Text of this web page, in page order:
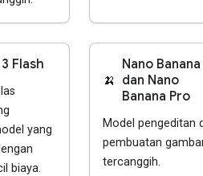
Flash
yang
biaya.
🍌
Nano Banana
dan Nano
Banana Pro
Model pengeditan
pembuatan
tercanggih.